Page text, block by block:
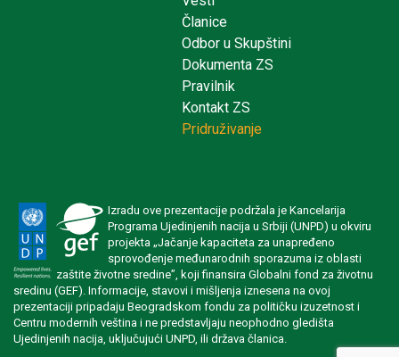
Članice
Odbor u Skupštini
Dokumenta ZS
Pravilnik
Kontakt ZS
Pridruživanje
Izradu ove prezentacije podržala je Kancelarija
Programa Ujedinjenih nacija u Srbiji (UNPD) u okviru
projekta „Jačanje kapaciteta za unapređeno
sprovođenje međunarodnih sporazuma iz oblasti
zaštite životne sredine”, koji finansira Globalni fond za životnu
sredinu (GEF). Informacije, stavovi i mišljenja iznesena na ovoj
prezentaciji pripadaju Beogradskom fondu za političku izuzetnost i
Centru modernih veština i ne predstavljaju neophodno gledišta
Ujedinjenih nacija, uključujući UNPD, ili država članica.